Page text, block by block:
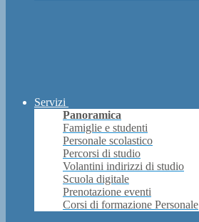
Servizi
Panoramica
Famiglie e studenti
Personale scolastico
Percorsi di studio
Volantini indirizzi di studio
Scuola digitale
Prenotazione eventi
Corsi di formazione Personale